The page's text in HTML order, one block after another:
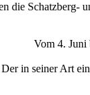
die Schatzberg-
Vom 4. Juni
Der in seiner Art